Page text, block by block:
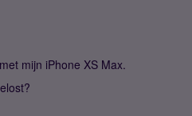
mijn iPhone XS Max.